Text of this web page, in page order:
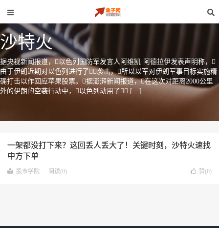
沙特火
据央视新闻报道，以色列国防军发言人阿维凯·阿德拉伊发表声明称，
由于伊朗近期对以色列进行了袭击，所以以军对伊朗军事目标实施精
确打击以作回应苹果股票。据澎湃新闻报道，在这次对距离2000公里
外的伊朗的空袭行动中，以色列动用了 […]
一架都没打下来？这回丢人丢大了！关键时刻，沙特火速找
中方下单
股市学院 阅读(0) 赞(0)